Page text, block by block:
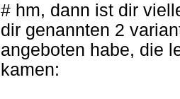
# hm, dann ist dir
dir genannten 2
angeboten habe, die
kamen: